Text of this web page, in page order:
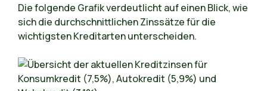
Die folgende Grafik verdeutlicht auf einen Blick, wie
sich die durchschnittlichen Zinssätze für die
wichtigsten Kreditarten unterscheiden.